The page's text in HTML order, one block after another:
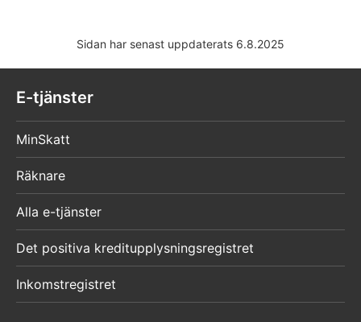
Sidan har senast uppdaterats 6.8.2025
E-tjänster
MinSkatt
Räknare
Alla e-tjänster
Det positiva kreditupplysningsregistret
Inkomstregistret